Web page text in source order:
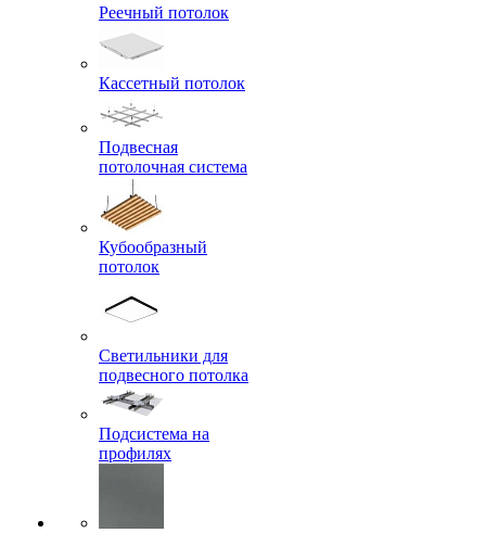
Реечный потолок
Кассетный потолок
Подвесная
потолочная система
Кубообразный
потолок
Светильники для
подвесного потолка
Подсистема на
профилях